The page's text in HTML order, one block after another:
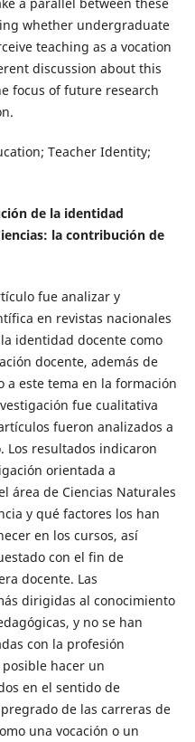
whether undergraduate
teaching as a vocation
discussion about this
focus of future research
Teacher Identity;
de la identidad
la contribución de
fue analizar y
en revistas nacionales
identidad docente como
docente, además de
este tema en la formación
fue cualitativa
fueron analizados a
Los resultados indicaron
orientada a
área de Ciencias Naturales
y qué factores los han
en los cursos, así
con el fin de
docente. Las
dirigidas al conocimiento
y no se han
con la profesión
hacer un
en el sentido de
de las carreras de
una vocación o un